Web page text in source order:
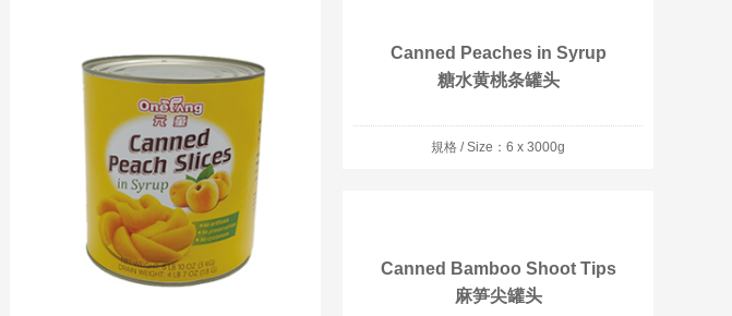
Canned Peaches in Syrup
糖水黄桃条罐头
規格 / Size：6 x 3000g
Canned Bamboo Shoot Tips
麻笋尖罐头